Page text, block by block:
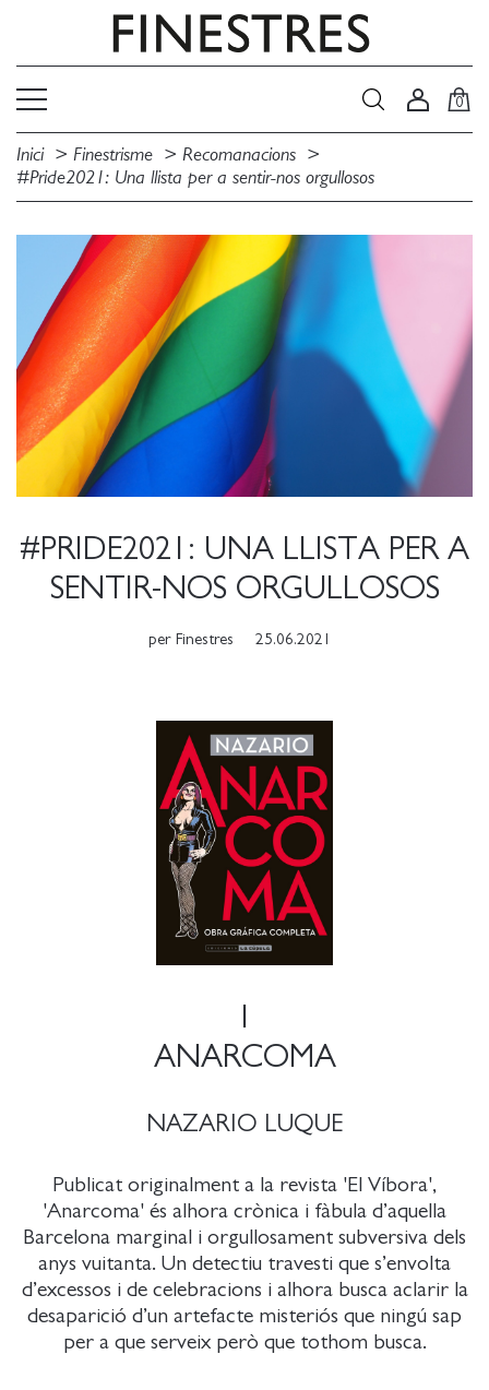
0
Inici Finestrisme
Recomanacions
#Pride2021: Una llista per a sentir-nos orgullosos
#PRIDE2021: UNA LLISTA PER A
SENTIR-NOS ORGULLOSOS
per Finestres 25.06.2021
ANARCOMA
NAZARIO LUQUE
Publicat originalment a la revista 'El Víbora',
'Anarcoma' és alhora crònica i fàbula d’aquella
Barcelona marginal i orgullosament subversiva dels
anys vuitanta. Un detectiu travesti que s’envolta
d’excessos i de celebracions i alhora busca aclarir la
desaparició d’un artefacte misteriós que ningú sap
per a que serveix però que tothom busca.